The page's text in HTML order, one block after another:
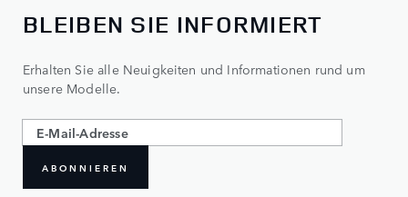
BLEIBEN SIE INFORMIERT
Erhalten Sie alle Neuigkeiten und Informationen rund um
unsere Modelle.
ABONNIEREN